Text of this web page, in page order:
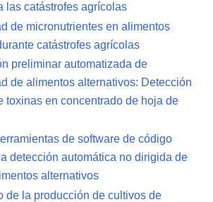
las catástrofes agrícolas
de micronutrientes en alimentos
catástrofes agrícolas
preliminar automatizada de
de alimentos alternativos: Detección
toxinas en concentrado de hoja de
de software de código
detección automática no dirigida de
alternativos
de la producción de cultivos de